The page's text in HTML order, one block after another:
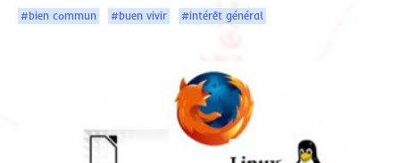
#bien commun #buen vivir #intérêt général